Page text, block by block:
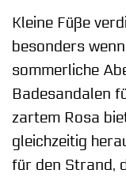
Kleine Füße
besonders
sommerliche
Badesandalen
zartem Rosa
gleichzeitig
für den Strand,